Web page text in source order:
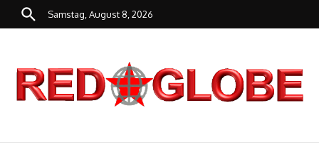
Zum Inhalt springen
Samstag, August 8, 2026